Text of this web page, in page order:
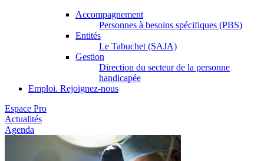
Accompagnement
Personnes à besoins spécifiques (PBS)
Entités
Le Tabuchet (SAJA)
Gestion
Direction du secteur de la personne
handicapée
Emploi. Rejoignez-nous
Espace Pro
Actualités
Agenda